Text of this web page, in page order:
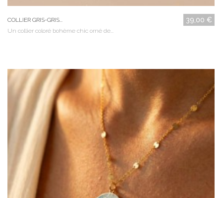
COLLIER GRIS-GRIS... 39,00 €
Un collier coloré bohème chic orné de...